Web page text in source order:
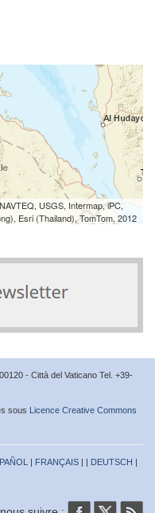
USGS, Intermap, iPC,
Esri (Thailand), TomTom, 2012
- Città del Vaticano Tel. +39-
sous Licence Creative Commons
| FRANÇAIS | | DEUTSCH |